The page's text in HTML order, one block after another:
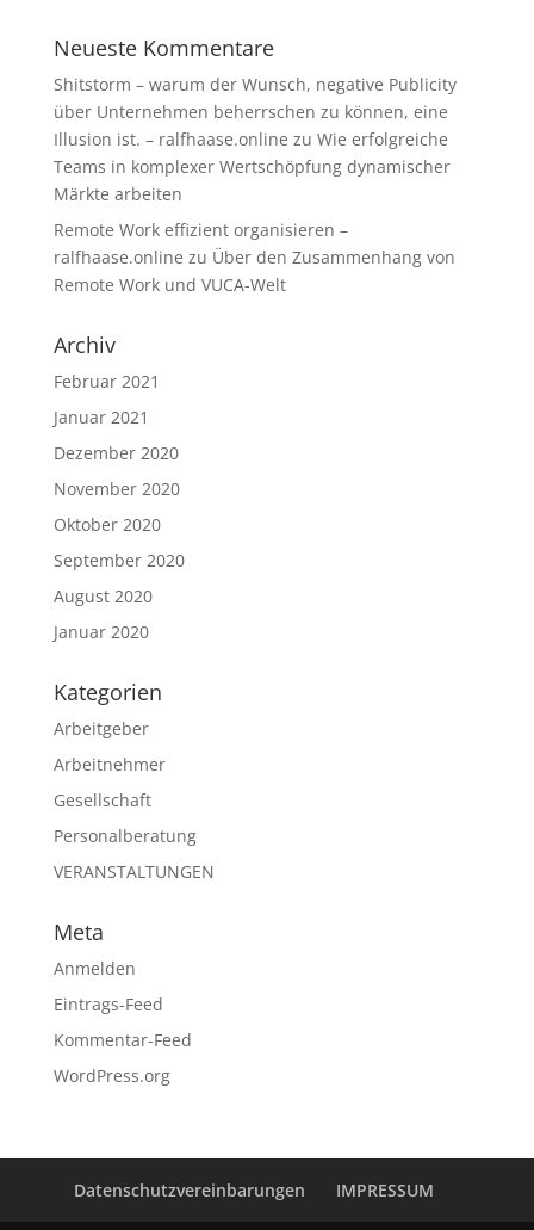
Neueste Kommentare
Shitstorm – warum der Wunsch, negative Publicity
über Unternehmen beherrschen zu können, eine
Illusion ist. – ralfhaase.online zu Wie erfolgreiche
Teams in komplexer Wertschöpfung dynamischer
Märkte arbeiten
Remote Work effizient organisieren –
ralfhaase.online zu Über den Zusammenhang von
Remote Work und VUCA-Welt
Archiv
Februar 2021
Januar 2021
Dezember 2020
November 2020
Oktober 2020
September 2020
August 2020
Januar 2020
Kategorien
Arbeitgeber
Arbeitnehmer
Gesellschaft
Personalberatung
VERANSTALTUNGEN
Meta
Anmelden
Eintrags-Feed
Kommentar-Feed
WordPress.org
Datenschutzvereinbarungen IMPRESSUM